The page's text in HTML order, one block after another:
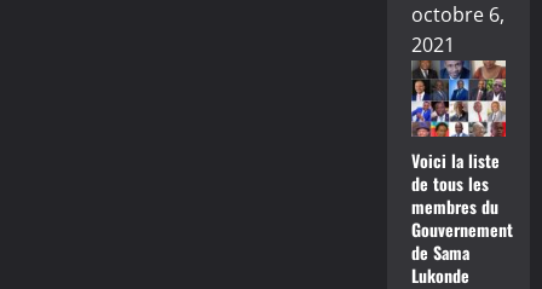
octobre 6,
2021
Voici la liste
de tous les
membres du
Gouvernement
de Sama
Lukonde